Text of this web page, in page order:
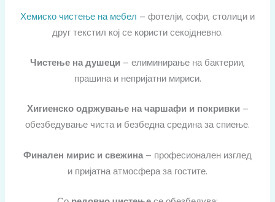
Хемиско чистење на мебел – фотелји, софи, столици и
друг текстил кој се користи секојдневно.
Чистење на душеци – елиминирање на бактерии,
прашина и непријатни мириси.
Хигиенско одржување на чаршафи и покривки–
обезбедување чиста и безбедна средина за спиење.
Финален мирис и свежина– професионален изглед
и пријатна атмосфера за гостите.